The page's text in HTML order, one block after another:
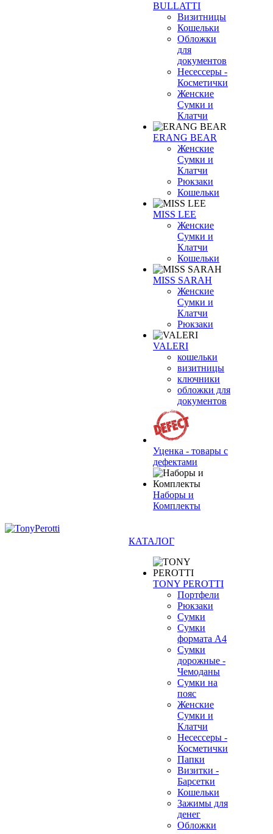
BULLATTI
Визитницы
Кошельки
Обложки
для
документов
Несессеры -
Косметички
Женские
Сумки и
Клатчи
ERANG BEAR
Женские
Сумки и
Клатчи
Рюкзаки
Кошельки
MISS LEE
Женские
Сумки и
Клатчи
Кошельки
MISS SARAH
Женские
Сумки и
Клатчи
Рюкзаки
VALERI
кошельки
визитницы
ключники
обложки для
документов
Уценка - товары с
дефектами
Наборы и
Комплекты
КАТАЛОГ
TONY PEROTTI
Портфели
Рюкзаки
Сумки
Сумки
формата А4
Сумки
дорожные -
Чемоданы
Сумки на
пояс
Женские
Сумки и
Клатчи
Несессеры -
Косметички
Папки
Визитки -
Барсетки
Кошельки
Зажимы для
денег
Обложки